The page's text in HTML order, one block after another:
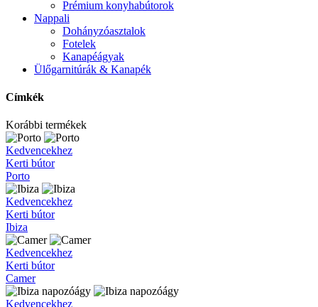
Prémium konyhabútorok
Nappali
Dohányzóasztalok
Fotelek
Kanapéágyak
Ülőgarnitúrák & Kanapék
Címkék
Korábbi termékek
Porto
Kedvencekhez
Kerti bútor
Porto
Ibiza
Kedvencekhez
Kerti bútor
Ibiza
Camer
Kedvencekhez
Kerti bútor
Camer
Ibiza
Kedvencekhez